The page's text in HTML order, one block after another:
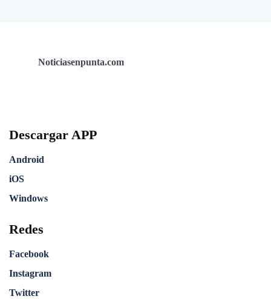
Noticiasenpunta.com
Descargar APP
Android
iOS
Windows
Redes
Facebook
Instagram
Twitter